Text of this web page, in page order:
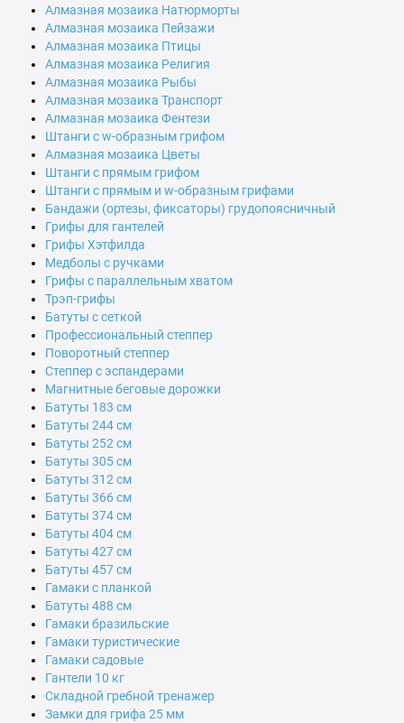
Алмазная мозаика Натюрморты
Алмазная мозаика Пейзажи
Алмазная мозаика Птицы
Алмазная мозаика Религия
Алмазная мозаика Рыбы
Алмазная мозаика Транспорт
Алмазная мозаика Фентези
Штанги с w-образным грифом
Алмазная мозаика Цветы
Штанги с прямым грифом
Штанги с прямым и w-образным грифами
Бандажи (ортезы, фиксаторы) грудопоясничный
Грифы для гантелей
Грифы Хэтфилда
Медболы с ручками
Грифы с параллельным хватом
Трэп-грифы
Батуты с сеткой
Профессиональный степпер
Поворотный степпер
Степпер с эспандерами
Магнитные беговые дорожки
Батуты 183 см
Батуты 244 см
Батуты 252 см
Батуты 305 см
Батуты 312 см
Батуты 366 см
Батуты 374 см
Батуты 404 см
Батуты 427 см
Батуты 457 см
Гамаки с планкой
Батуты 488 см
Гамаки бразильские
Гамаки туристические
Гамаки садовые
Гантели 10 кг
Складной гребной тренажер
Замки для грифа 25 мм